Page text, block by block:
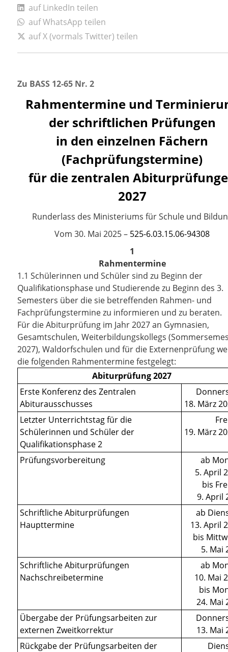
auf LinkedIn teilen
auf WhatsApp teilen
auf X (vormals Twitter) teilen
Zu BASS 12-65 Nr. 2
Rahmentermine und
der schriftlichen Prüfungen
in den einzelnen Fächern
(Fachprüfungstermine)
für die zentralen
2027
Runderlass des Ministeriums für Schule und
Vom30. Mai 2025– 525-6.03.15.06-94308
1
Rahmentermine
1.1 Schülerinnen und Schüler sind zu Beginn der
Qualifikationsphase und Studierende zu Beginn des 3.
Semesters über die sie betreffenden Rahmen- und
Fachprüfungstermine zu informieren und zu beraten.
Für die Abiturprüfung im Jahr 2027 an Gymnasien,
Gesamtschulen, Weiterbildungskollegs
2027), Waldorfschulen und für die Externenprüfung
die folgenden Rahmentermine festgelegt:
Abiturprüfung 2027
Erste Konferenz des Zentralen
Abiturausschusses
18. März
Letzter Unterrichtstag für die
Schülerinnen und Schüler der
Qualifikationsphase 2
19. März
Prüfungsvorbereitung
ab
5. April
bis
9. April
Schriftliche Abiturprüfungen
Haupttermine
ab
13. April
bis
5. Mai
Schriftliche Abiturprüfungen
Nachschreibetermine
ab
10. Mai
bis
24. Mai
Übergabe der Prüfungsarbeiten zur
externen Zweitkorrektur
13. Mai
Rückgabe der Prüfungsarbeiten der